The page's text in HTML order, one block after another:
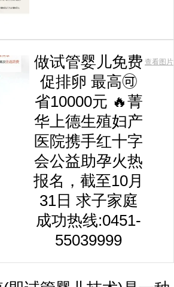
做试管婴儿免费
促排卵 最高🉑
省10000元 🔥菁
华上德生殖妇产
医院携手红十字
会公益助孕火热
报名，截至10月
31日 求子家庭
成功热线:0451-
55039999
查看图片